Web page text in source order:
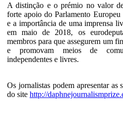
A distinção e o prémio no valor
forte apoio do Parlamento
e a importância de uma imprensa
em maio de 2018, os
membros para que assegurem um
e promovam meios de
independentes e livres.
Os jornalistas podem apresentar as
do site http://